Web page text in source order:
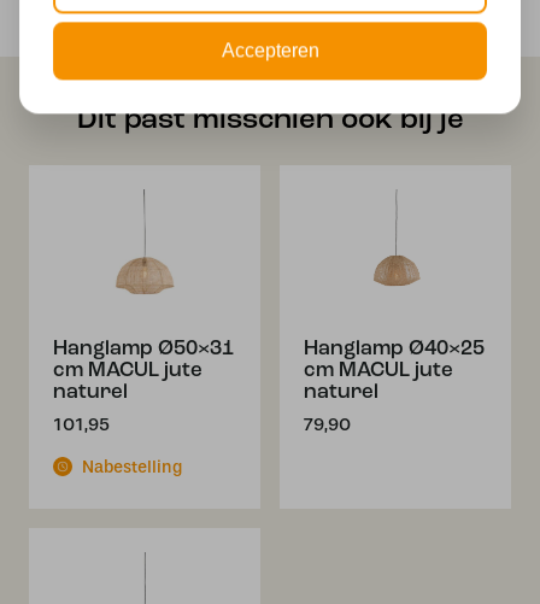
Veilig achteraf betalen met Klarna
Dit past misschien ook bij je
Hanglamp Ø50×31
cm MACUL jute
naturel
101,95
Nabestelling
Hanglamp Ø40×25
cm MACUL jute
naturel
79,90
Accepteren